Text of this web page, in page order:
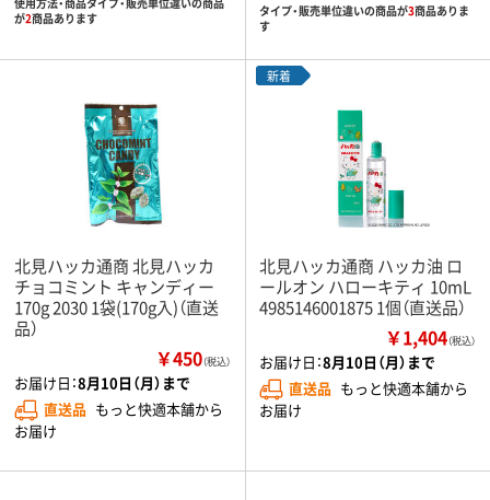
が2商品あります タイプ・販売単位違いの商品が3商品ありま
す
北見ハッカ通商 北見ハッカ
チョコミント キャンディー
170g 2030 1袋(170g入)（直送
品）
￥450（税込）
お届け日：8月10日（月）まで
直送品 もっと快適本舗から
お届け
新着
北見ハッカ通商 ハッカ油 ロ
ールオン ハローキティ 10mL
4985146001875 1個（直送品）
￥1,404（税込）
お届け日：8月10日（月）まで
直送品 もっと快適本舗から
お届け